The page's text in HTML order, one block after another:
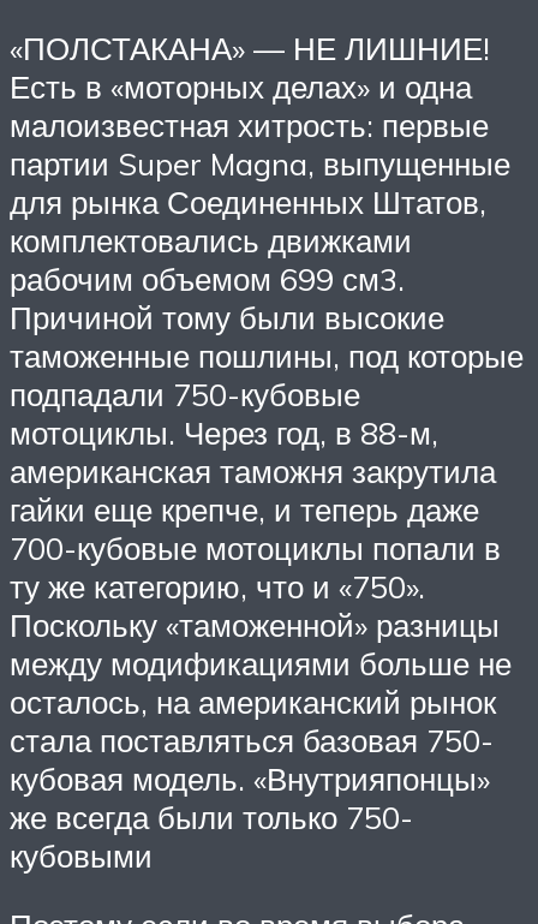
«ПОЛСТАКАНА» — НЕ ЛИШНИЕ!
Есть в «моторных делах» и одна
малоизвестная хитрость: первые
партии Super Magna, выпущенные
для рынка Соединенных Штатов,
комплектовались движками
рабочим объемом 699 см3.
Причиной тому были высокие
таможенные пошлины, под которые
подпадали 750-кубовые
мотоциклы. Через год, в 88-м,
американская таможня закрутила
гайки еще крепче, и теперь даже
700-кубовые мотоциклы попали в
ту же категорию, что и «750».
Поскольку «таможенной» разницы
между модификациями больше не
осталось, на американский рынок
стала поставляться базовая 750-
кубовая модель. «Внутрияпонцы»
же всегда были только 750-
кубовыми